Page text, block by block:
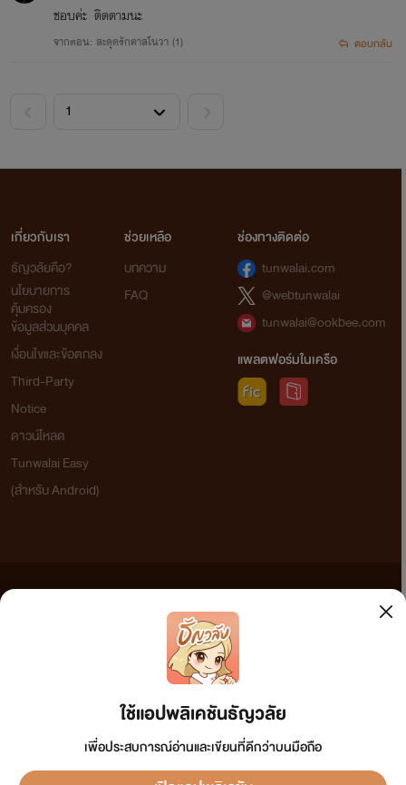
ชอบค่ะ ติดตามนะ
จากตอน: สะดุดรักคาสโนวา (1) ตอบกลับ
ใช้แอปพลิเคชันธัญวลัย
เพื่อประสบการณ์อ่านและเขียนที่ดีกว่าบนมือถือ
เกี่ยวกับเรา
ธัญวลัยคือ?
นโยบายการ
คุ้มครอง
ข้อมูลส่วนบุคคล
เงื่อนไขและข้อตกลง
Third-Party
Notice
ดาวน์โหลด
Tunwalai Easy
(สำหรับ Android)
ช่วยเหลือ
บทความ
FAQ
ช่องทางติดต่อ
tunwalai.com
@webtunwalai
tunwalai@ookbee.com
แพลตฟอร์มในเครือ
เว็บไซต์แห่งนี้ไม่ได้เห็นด้วยและไม่ขอรับผิดชอบต่อข้อความใดๆ ทั้งสิ้น ดังนั้นผู้อ่านทุกท่านโปรดใช้
วิจารณญาณในการกลั่นกรองด้วยตนเอง และหากท่านพบข้อความใดๆ ที่ขัดต่อกฎหมายและศีลธรรม
กรุณาแจ้งมาที่ tunwalai@ookbee.com เพื่อทีมงานจะได้ดำเนินการในทันที ทั้งนี้ ทางเว็บไซต์ขอสงวน
ลิขสิทธิ์ตามพระราชบัญญัติลิขสิทธิ์ (ฉบับเพิ่มเติม) พ.ศ.2558